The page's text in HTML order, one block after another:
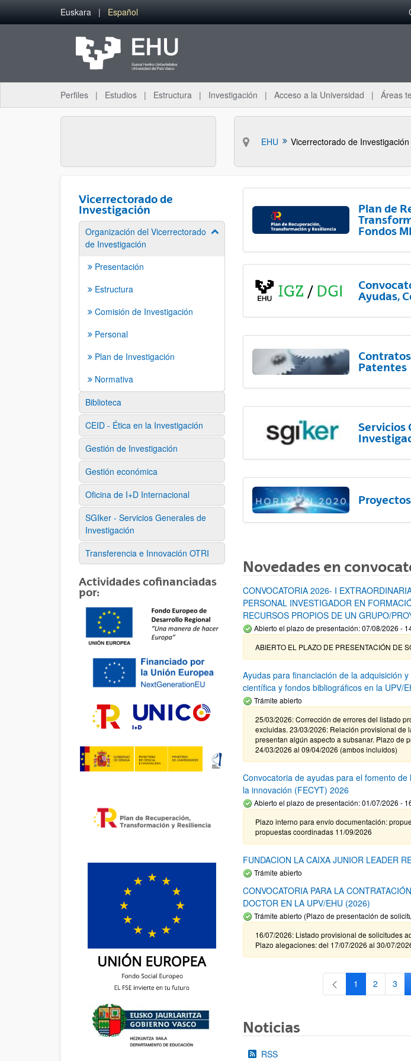
Saltar al contenido principal
Euskara Español
Perfiles Estudios Estructura Investigación Acceso a la Universidad Áreas
EHU Vicerrectorado de Investigación
Vicerrectorado de
Investigación
Organización del Vicerrectorado
de Investigación
Mostrar/ocultar subpáginas
Presentación
Estructura
Comisión de Investigación
Personal
Plan de Investigación
Normativa
Biblioteca
CEID - Ética en la Investigación
Gestión de Investigación
Gestión económica
Oficina de I+D Internacional
SGIker - Servicios Generales de
Investigación
Transferencia e Innovación OTRI
Actividades cofinanciadas
por:
Plan de
Fondos
Ayudas,
Patentes
Servicios
Novedades en
CONVOCATORIA 2026- I
PERSONAL INVESTIGADOR EN
RECURSOS PROPIOS DE UN GRUPO/
Abierto el plazo de presentación: 07/08/2026 -
ABIERTO EL PLAZO DE PRESENTACIÓN DE
Ayudas para financiación de la adquisición
científica y fondos bibliográficos en la UPV/
Trámite abierto
25/03/2026: Corrección de errores del listado
excluidas. 23/03/2026: Relación provisional de
presentan algún aspecto a subsanar. Plazo de
24/03/2026 al 09/04/2026 (ambos incluídos)
Convocatoria de ayudas para el fomento
la innovación (FECYT) 2026
Abierto el plazo de presentación: 01/07/2026 -
Plazo interno para envío documentación:
propuestas coordinadas 11/09/2026
FUNDACION LA CAIXA JUNIOR LEADER
Trámite abierto
CONVOCATORIA PARA LA
DOCTOR EN LA UPV/EHU (2026)
Trámite abierto (Plazo de presentación de
16/07/2026: Listado provisional de solicitudes
Plazo alegaciones: del 17/07/2026 al 30/07/
Página
1 Página
2 3
Noticias
RSS